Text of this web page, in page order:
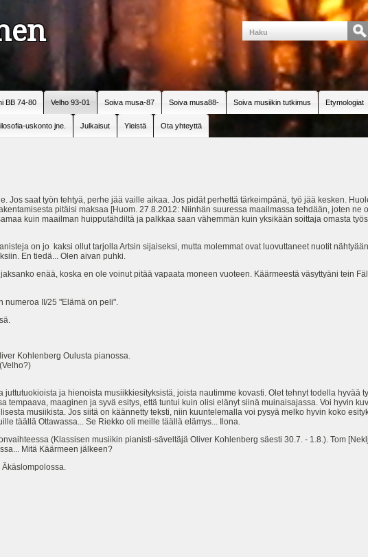
BB 74-80 Velho 93-01 Soiva musa-87 Soiva musa88- Soiva musiikin tutkimus Etymologiat
uskonto jne. Julkaisut Yleistä Ota yhteyttä
Jos saat työn tehtyä, perhe jää vaille aikaa. Jos pidät perhettä tärkeimpänä, työ jää kesken.
pitäisi maksaa [Huom. 27.8.2012: Niinhän suuressa maailmassa tehdään, joten ne
kuin maailman huipputähdiltä ja palkkaa saan vähemmän kuin yksikään soittaja omasta
on jo kaksi ollut tarjolla Artsin sijaiseksi, mutta molemmat ovat luovuttaneet nuotit
En tiedä... Olen aivan puhki.
enää, koska en ole voinut pitää vapaata moneen vuoteen. Käärmeestä väsyttyäni tein
II/25 "Elämä on peli".
Kohlenberg Oulusta pianossa.
ja hienoista musiikkiesityksistä, joista nautimme kovasti. Olet tehnyt todella hyvää
tempaava, maaginen ja syvä esitys, että tuntui kuin olisi elänyt siinä muinaisajassa. Voi hyvin
musiikista. Jos siitä on käännetty teksti, niin kuuntelemalla voi pysyä melko hyvin koko
täällä Ottawassa... Se Riekko oli meille täällä elämys... Ilona.
(Klassisen musiikin pianisti-säveltäjä Oliver Kohlenberg säesti 30.7. - 1.8.). Tom
Mitä Käärmeen jälkeen?
Äkäslompolossa.